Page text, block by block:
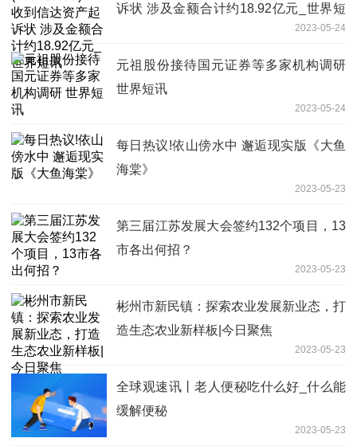
诉状 涉及金额合计约18.92亿元_世界短
2023-05-24
元祖股份接待国元证券等多家机构调研
世界短讯
2023-05-24
每日热议!依山傍水中 邂逅现实版《大鱼
海棠》
2023-05-23
第三届江苏发展大会签约132个项目，13
市各出何招？
2023-05-23
彬州市新民镇：探索农业发展新业态，打
造生态农业新样板|今日聚焦
2023-05-23
全球观速讯丨老人便秘吃什么好_什么能
缓解便秘
2023-05-23